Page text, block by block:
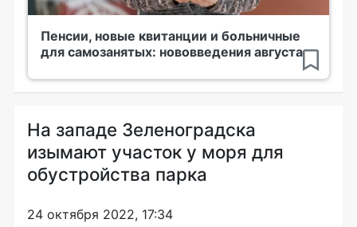
Пенсии, новые квитанции и больничные
для самозанятых: нововведения августа
На западе Зеленоградска
изымают участок у моря для
обустройства парка
24 октября 2022, 17:34